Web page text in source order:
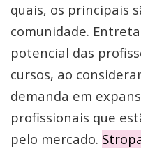
quais, os principais
comunidade.
potencial das
cursos, ao
demanda em
profissionais que
pelo mercado.